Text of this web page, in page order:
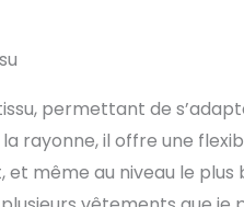
permettant de
rayonne, il offre une
même au niveau le plus